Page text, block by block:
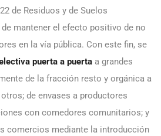
de Residuos y de Suelos
mantener el efecto positivo de no
en la vía pública. Con este fin, se
puerta a puerta a grandes
de la fracción resto y orgánica a
de envases a productores
con comedores comunitarios; y
comercios mediante la introducción